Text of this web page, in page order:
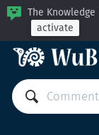
The
activate